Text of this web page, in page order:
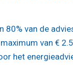
80% van de
van €
het